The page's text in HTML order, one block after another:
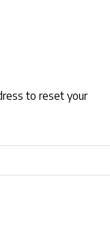
to reset your